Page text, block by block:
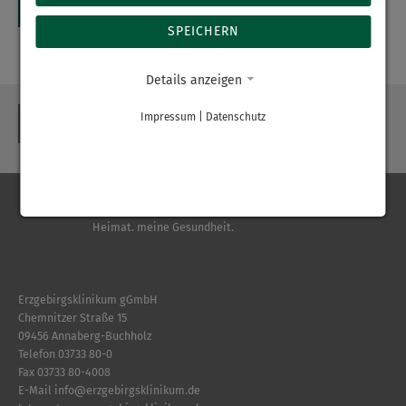
Erzgebirgsklinikum gGmbH
Chemnitzer Straße 15
09456 Annaberg-Buchholz
Telefon 03733 80-0
Fax 03733 80-4008
E-Mail info@erzgebirgsklinikum.de
SPEICHERN
Details anzeigen
Impressum Datenschutz